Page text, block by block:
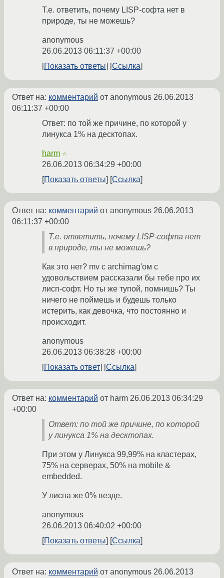
Т.е. ответить, почему LISP-софта нет в
природе, ты не можешь?
anonymous
26.06.2013 06:11:37 +00:00
Показать ответы
Ссылка
Ответ на: комментарий от anonymous 26.06.2013
06:11:37 +00:00
Ответ: по той же причине, по которой у
линукса 1% на десктопах.
harm ☆
26.06.2013 06:34:29 +00:00
Показать ответы
Ссылка
Ответ на: комментарий от anonymous 26.06.2013
06:11:37 +00:00
Т.е. ответить, почему LISP-софта нет
в природе, ты не можешь?
Как это нет? mv с archimag'ом с
удовольствием рассказали бы тебе про их
лисп-софт. Но ты же тупой, помнишь? Ты
ничего не поймешь и будешь только
истерить, как девочка, что постоянно и
происходит.
anonymous
26.06.2013 06:38:28 +00:00
Показать ответ
Ссылка
Ответ на: комментарий от harm 26.06.2013 06:34:29
+00:00
Ответ: по той же причине, по которой
у линукса 1% на десктопах.
При этом у Линукса 99,99% на кластерах,
75% на серверах, 50% на mobile &
embedded.
У лиспа же 0% везде.
anonymous
26.06.2013 06:40:02 +00:00
Показать ответы
Ссылка
Ответ на: комментарий от anonymous 26.06.2013